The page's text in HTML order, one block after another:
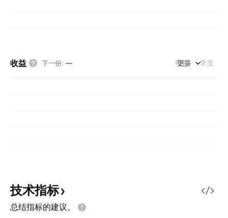
收益 下一份: — 年度 季度
更多
技术指标
总结指标的建议。